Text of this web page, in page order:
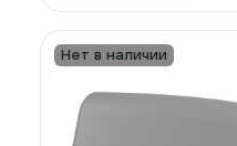
Нет в наличии